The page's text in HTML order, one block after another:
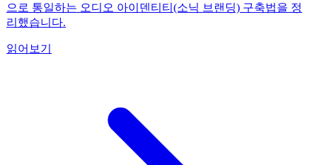
으로 통일하는 오디오 아이덴티티(소닉 브랜딩) 구축법을 정
리했습니다.
읽어보기